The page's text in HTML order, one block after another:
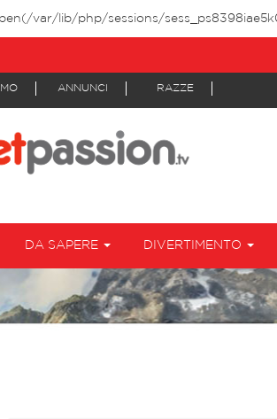
var/lib/php/sessions/
ANNUNCI RAZZE
DA SAPERE DIVERTIMENTO